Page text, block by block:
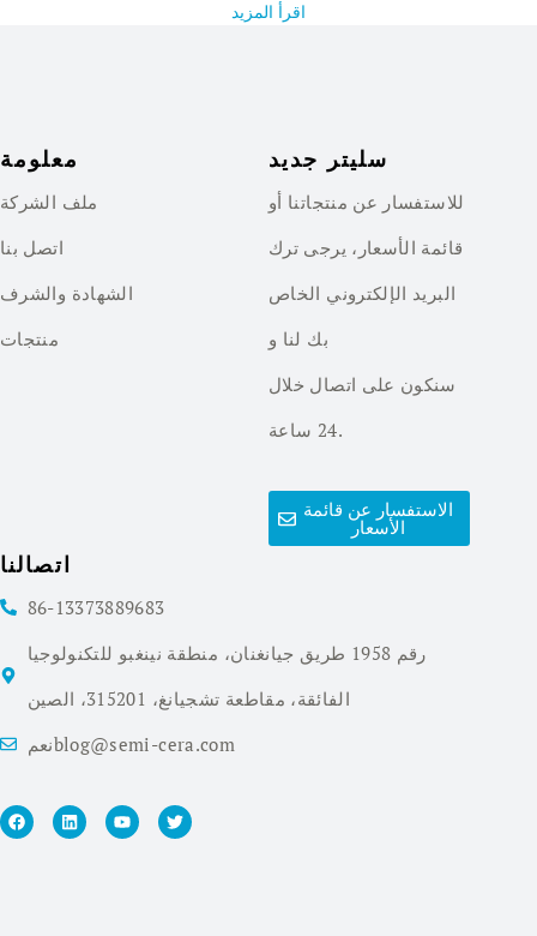
اقرأ المزيد
معلومة
ملف الشركة
اتصل بنا
الشهادة والشرف
منتجات
سليتر جديد
للاستفسار عن منتجاتنا أو
قائمة الأسعار، يرجى ترك
البريد الإلكتروني الخاص
بك لنا و
سنكون على اتصال خلال
24 ساعة.
الاستفسار عن قائمة
الأسعار
اتصالنا
86-13373889683
رقم 1958 طريق جيانغنان، منطقة نينغبو للتكنولوجيا
الفائقة، مقاطعة تشجيانغ، 315201، الصين
نعمblog@semi-cera.com